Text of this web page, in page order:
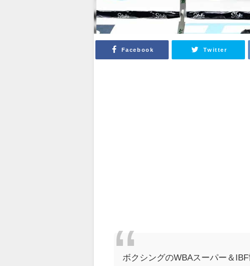
Facebook Twitter
ボクシングのWBAスーパー＆